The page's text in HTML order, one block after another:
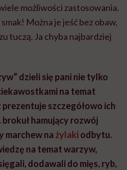
możliwości zastosowania.
Można je jeść bez obaw,
tuczą. Ja chyba najbardziej
dzieli się pani nie tylko
na temat
szczegółowo ich
brokuł hamujący rozwój
marchew na żylaki odbytu.
na temat warzyw,
dodawali do mięs, ryb,